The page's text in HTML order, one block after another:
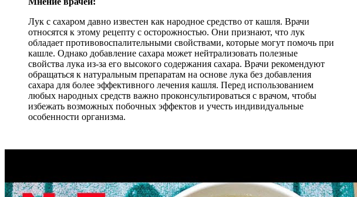
Лук с сахаром давно известен как народное средство от кашля. Врачи
относятся к этому рецепту с осторожностью. Они признают, что лук
обладает противовоспалительными свойствами, которые могут помочь при
кашле. Однако добавление сахара может нейтрализовать полезные
свойства лука из-за его высокого содержания сахара. Врачи рекомендуют
обращаться к натуральным препаратам на основе лука без добавления
сахара для более эффективного лечения кашля. Перед использованием
любых народных средств важно проконсультироваться с врачом, чтобы
избежать возможных побочных эффектов и учесть индивидуальные
особенности организма.